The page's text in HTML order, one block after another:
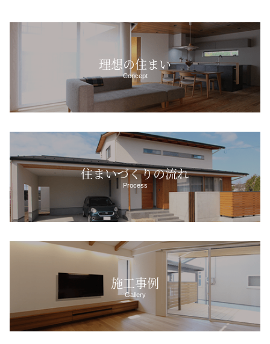
理想の住まい
Concept
住まいづくりの流れ
Process
施工事例
Gallery